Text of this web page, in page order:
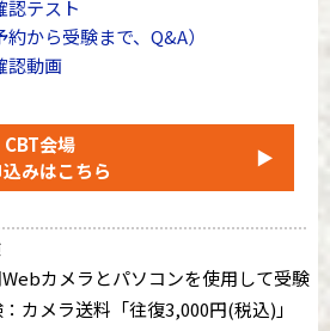
認テスト
から受験まで、Q&A）
認動画
CBT会場
みはこちら
▶
カメラとパソコンを使用して受験
カメラ送料「往復3,000円(税込)」